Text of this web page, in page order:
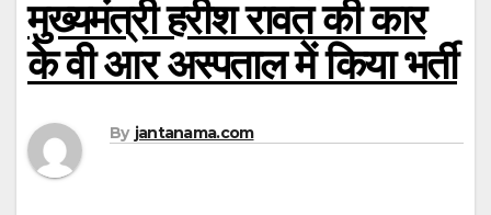
मुख्यमंत्री हरीश रावत की कार
के वी आर अस्पताल में किया भर्ती
By jantanama.com